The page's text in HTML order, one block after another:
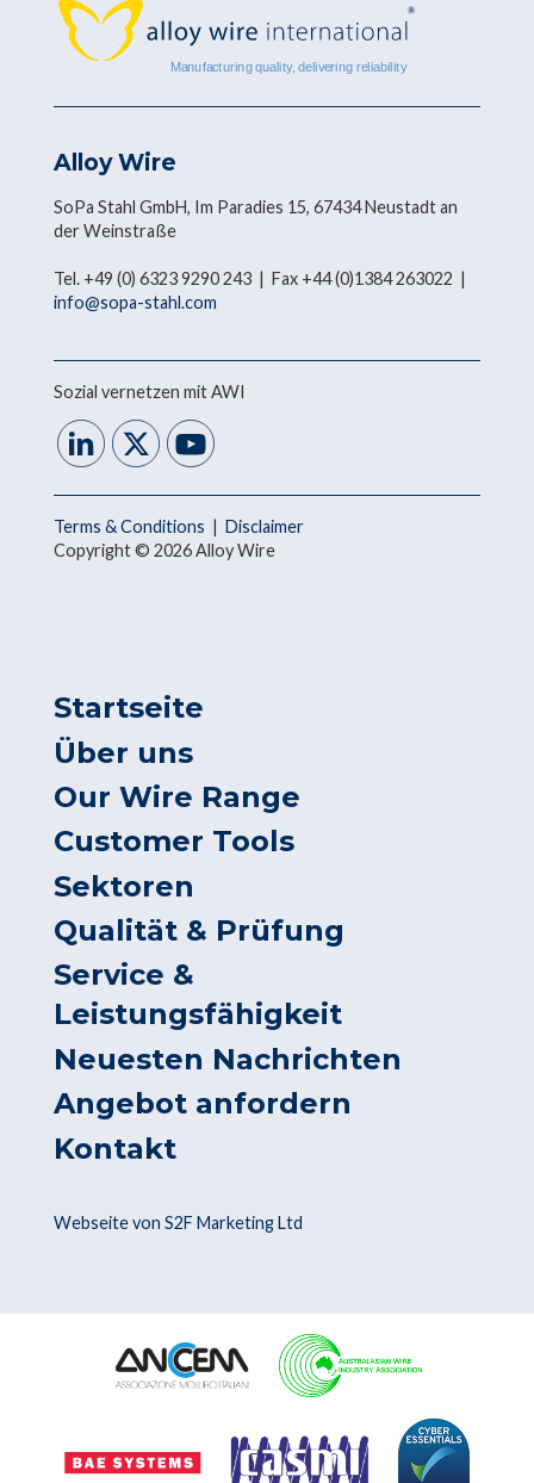
Alloy Wire
SoPa Stahl GmbH, Im Paradies 15, 67434 Neustadt an
der Weinstraße
Tel. +49 (0) 6323 9290 243 | Fax +44 (0)1384 263022 |
info@sopa-stahl.com
Sozial vernetzen mit AWI
Terms & Conditions | Disclaimer
Copyright © 2026 Alloy Wire
Startseite
Über uns
Our Wire Range
Customer Tools
Sektoren
Qualität & Prüfung
Service &
Leistungsfähigkeit
Neuesten Nachrichten
Angebot anfordern
Kontakt
Webseite von S2F Marketing Ltd